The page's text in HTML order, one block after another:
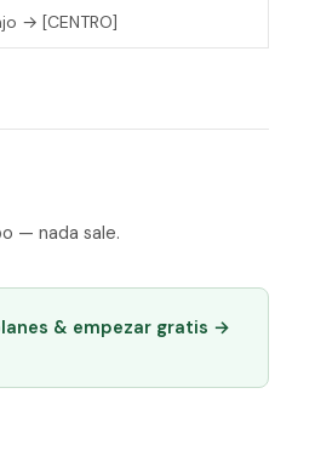
→ [CENTRO]
— nada sale.
& empezar gratis →